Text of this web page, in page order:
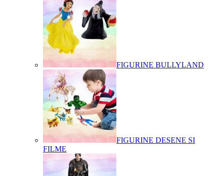
FIGURINE BULLYLAND
FIGURINE DESENE SI
FILME